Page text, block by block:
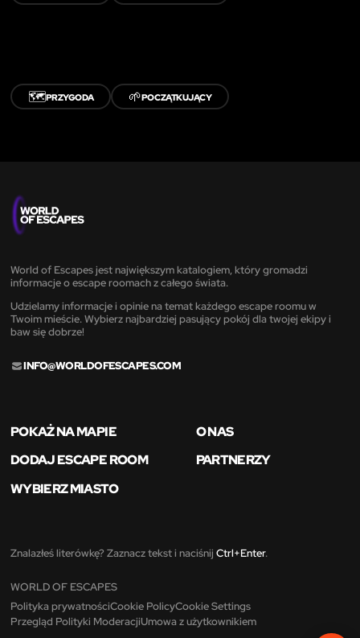
🗺️PRZYGODA 🌱POCZĄTKUJĄCY
World of Escapes jest największym katalogiem, który gromadzi
informacje o escape roomach z całego świata.
Udzielamy informacje i opinie na temat każdego escape roomu w
Twoim mieście. Wybierz najbardziej pasujący pokój dla twojej ekipy i
baw się dobrze!
INFO@WORLDOFESCAPES.COM
POKAŻ NA MAPIE
O NAS
DODAJ ESCAPE ROOM
PARTNERZY
WYBIERZ MIASTO
Znalazłeś literówkę? Zaznacz tekst i naciśnij Ctrl+Enter.
WORLD OF ESCAPES
Polityka prywatnościCookie PolicyCookie Settings
Przegląd Polityki ModeracjiUmowa z użytkownikiem